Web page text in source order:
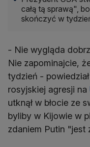
całą tą sprawą",
skończyć w
- Nie wygląda
Nie zapominajcie,
tydzień -
rosyjskiej agresji na
utknął w błocie ze
byliby w Kijowie w
zdaniem Putin "jest